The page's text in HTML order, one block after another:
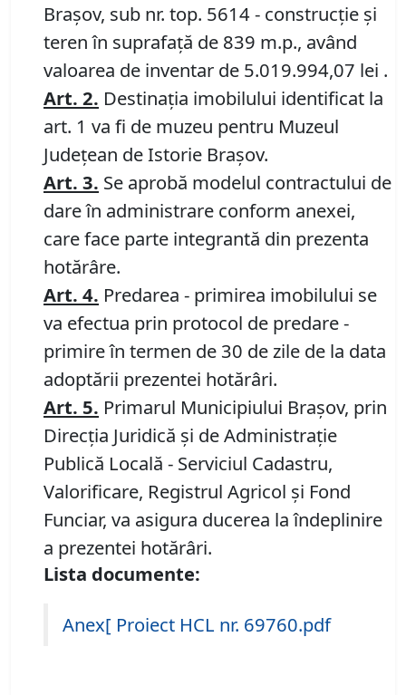
Brașov, sub nr. top. 5614 - construcție și
teren în suprafață de 839 m.p., având
valoarea de inventar de 5.019.994,07 lei .
Art. 2. Destinația imobilului identificat la
art. 1 va fi de muzeu pentru Muzeul
Județean de Istorie Brașov.
Art. 3. Se aprobă modelul contractului de
dare în administrare conform anexei,
care face parte integrantă din prezenta
hotărâre.
Art. 4. Predarea - primirea imobilului se
va efectua prin protocol de predare -
primire în termen de 30 de zile de la data
adoptării prezentei hotărâri.
Art. 5. Primarul Municipiului Brașov, prin
Direcția Juridică și de Administrație
Publică Locală - Serviciul Cadastru,
Valorificare, Registrul Agricol și Fond
Funciar, va asigura ducerea la îndeplinire
a prezentei hotărâri.
Lista documente:
Anex[ Proiect HCL nr. 69760.pdf